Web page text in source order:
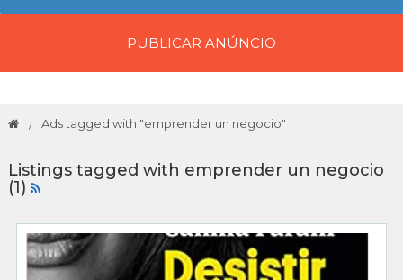
PUBLICAR ANÚNCIO
Ads tagged with "emprender un negocio"
Listings tagged with emprender un negocio
(1)